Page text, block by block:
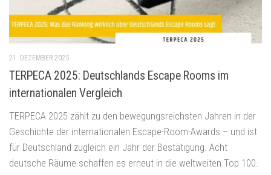
21. DEZEMBER 2025
TERPECA 2025: Deutschlands Escape Rooms im
internationalen Vergleich
TERPECA 2025 zählt zu den bewegungsreichsten Jahren in der
Geschichte der internationalen Escape-Room-Awards – und ist
für Deutschland zugleich ein Jahr der Bestätigung. Acht
deutsche Räume schaffen es erneut in die weltweiten Top 100.